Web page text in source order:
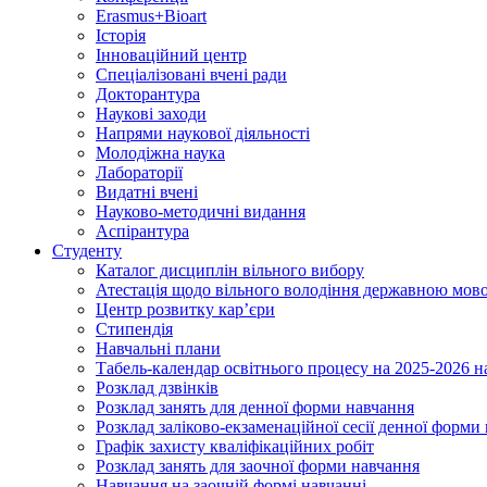
Erasmus+Bioart
Історія
Інноваційний центр
Спеціалізовані вчені ради
Докторантура
Наукові заходи
Напрями наукової діяльності
Молодіжна наука
Лабораторії
Видатні вчені
Науково-методичні видання
Аспірантура
Студенту
Каталог дисциплін вільного вибору
Атестація щодо вільного володіння державною
Центр розвитку кар’єри
Стипендія
Навчальні плани
Табель-календар освітнього процесу на 2025-2026
Розклад дзвінків
Розклад занять для денної форми навчання
Розклад заліково-екзаменаційної сесії денної
Графік захисту кваліфікаційних робіт
Розклад занять для заочної форми навчання